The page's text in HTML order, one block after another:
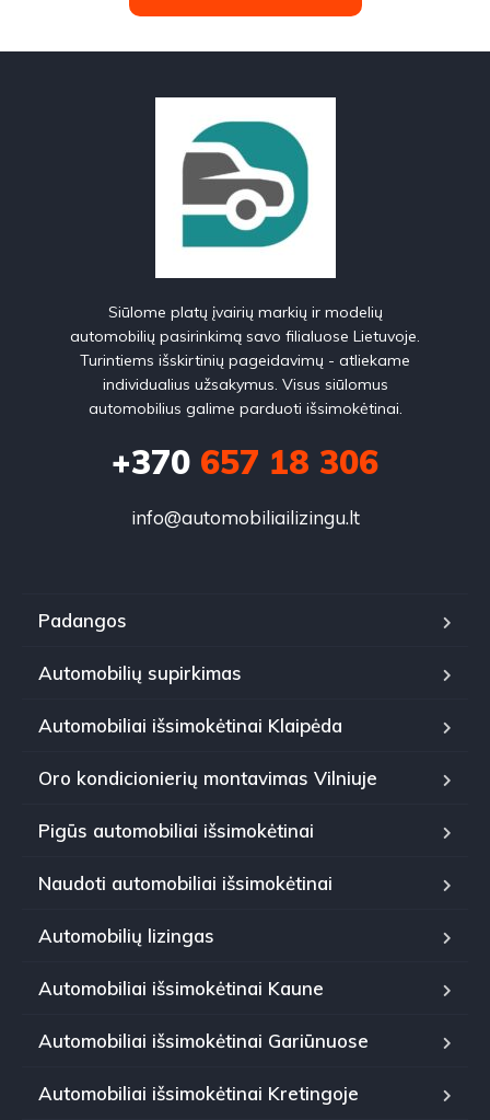
Siūlome platų įvairių markių ir modelių
automobilių pasirinkimą savo filialuose Lietuvoje.
Turintiems išskirtinių pageidavimų - atliekame
individualius užsakymus. Visus siūlomus
automobilius galime parduoti išsimokėtinai.
+370 657 18 306
info@automobiliailizingu.lt
Padangos
Automobilių supirkimas
Automobiliai išsimokėtinai Klaipėda
Oro kondicionierių montavimas Vilniuje
Pigūs automobiliai išsimokėtinai
Naudoti automobiliai išsimokėtinai
Automobilių lizingas
Automobiliai išsimokėtinai Kaune
Automobiliai išsimokėtinai Gariūnuose
Automobiliai išsimokėtinai Kretingoje